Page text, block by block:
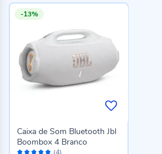
-13%
Avaliação: (4)
Caixa de Som Bluetooth Jbl
Boombox 4 Branco